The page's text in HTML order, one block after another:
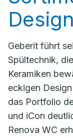
Design
Geberit führt
Spültechnik,
Keramiken
eckigen
das Portfolio
und iCon
Renova WC